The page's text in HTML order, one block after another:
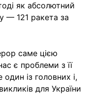
як абсолютний
— 121 ракета за
саме цією
є проблеми з її
із головних і,
для України